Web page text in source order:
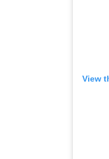
View